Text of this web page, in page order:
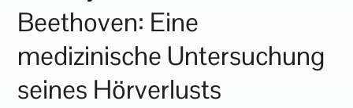
Beethoven: Eine
medizinische Untersuchung
seines Hörverlusts